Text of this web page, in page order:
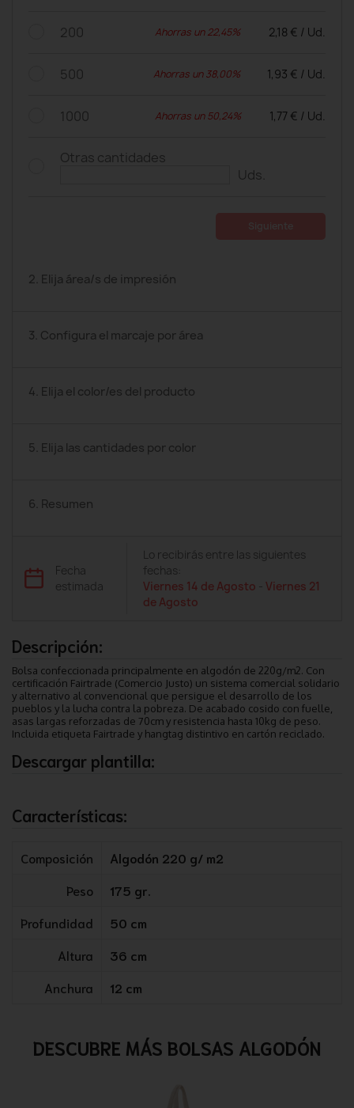
200 Ahorras un 22,45% 2,18 € / Ud.
500 Ahorras un 38,00% 1,93 € / Ud.
1000 Ahorras un 50,24% 1,77 € / Ud.
Otras cantidades
Uds.
2. Elija área/s de impresión
3. Configura el marcaje por área
4. Elija el color/es del producto
5. Elija las cantidades por color
6. Resumen
Fecha
estimada
Lo recibirás entre las siguientes
fechas:
Viernes 14 de Agosto -Viernes 21
de Agosto
Descripción:
Bolsa confeccionada principalmente en algodón de 220g/m2. Con
certificación Fairtrade (Comercio Justo) un sistema comercial solidario
y alternativo al convencional que persigue el desarrollo de los
pueblos y la lucha contra la pobreza. De acabado cosido con fuelle,
asas largas reforzadas de 70cm y resistencia hasta 10kg de peso.
Incluida etiqueta Fairtrade y hangtag distintivo en cartón reciclado.
Descargar plantilla:
Características:
Composición
Algodón 220 g/ m2
Peso
175 gr.
Profundidad
50 cm
Altura
36 cm
Anchura
12 cm
DESCUBRE MÁS BOLSAS ALGODÓN